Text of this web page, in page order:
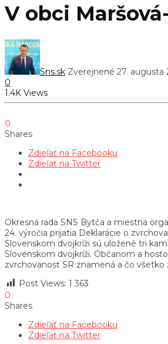
V obci
Sns.sk Zverejnené 27. augusta
0
1.4K Views
0
Shares
Zdieľať na Facebooku
Zdieľať na Twitter
Okresná rada SNS Bytča a miestna
24. výročia prijatia Deklarácie o
Slovenskom dvojkríži sú uložené tri
Slovenskom dvojkríži. Občanom a
zvrchovanosť SR znamená a čo
Post Views: 1 363
0
Shares
Zdieľať na Facebooku
Zdieľať na Twitter